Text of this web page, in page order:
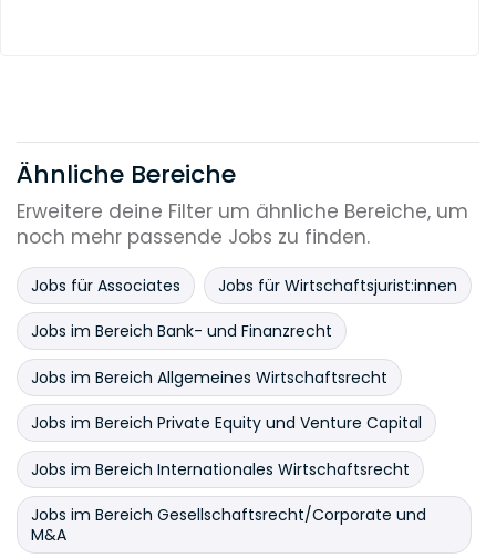
Ähnliche Bereiche
Erweitere deine Filter um ähnliche Bereiche, um
noch mehr passende Jobs zu finden.
Jobs für Associates Jobs für Wirtschaftsjurist:innen
Jobs im Bereich Bank- und Finanzrecht
Jobs im Bereich Allgemeines Wirtschaftsrecht
Jobs im Bereich Private Equity und Venture Capital
Jobs im Bereich Internationales Wirtschaftsrecht
Jobs im Bereich Gesellschaftsrecht/Corporate und
M&A